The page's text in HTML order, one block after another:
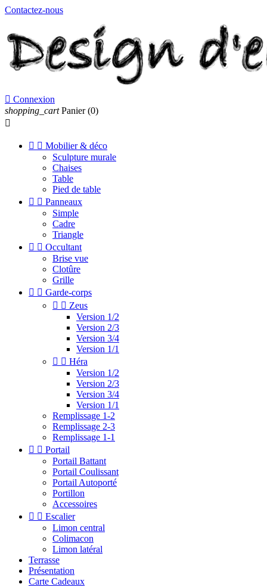
Contactez-nous
 Connexion
shopping_cart Panier (0)

  Mobilier & déco
Sculpture murale
Chaises
Table
Pied de table
  Panneaux
Simple
Cadre
Triangle
  Occultant
Brise vue
Clotûre
Grille
  Garde-corps
  Zeus
Version 1/2
Version 2/3
Version 3/4
Version 1/1
  Héra
Version 1/2
Version 2/3
Version 3/4
Version 1/1
Remplissage 1-2
Remplissage 2-3
Remplissage 1-1
  Portail
Portail Battant
Portail Coulissant
Portail Autoporté
Portillon
Accessoires
  Escalier
Limon central
Colimacon
Limon latéral
Terrasse
Présentation
Carte Cadeaux